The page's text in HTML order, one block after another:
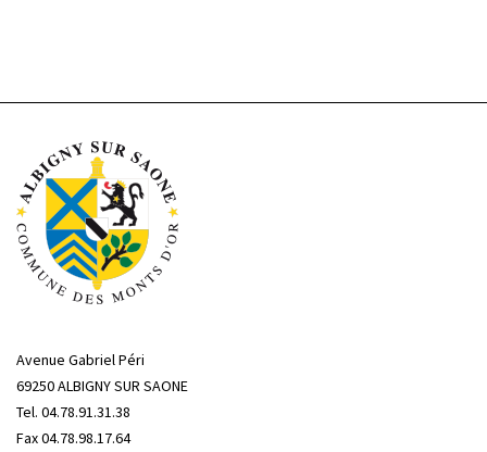
Avenue Gabriel Péri
69250 ALBIGNY SUR SAONE
Tel. 04.78.91.31.38
Fax 04.78.98.17.64